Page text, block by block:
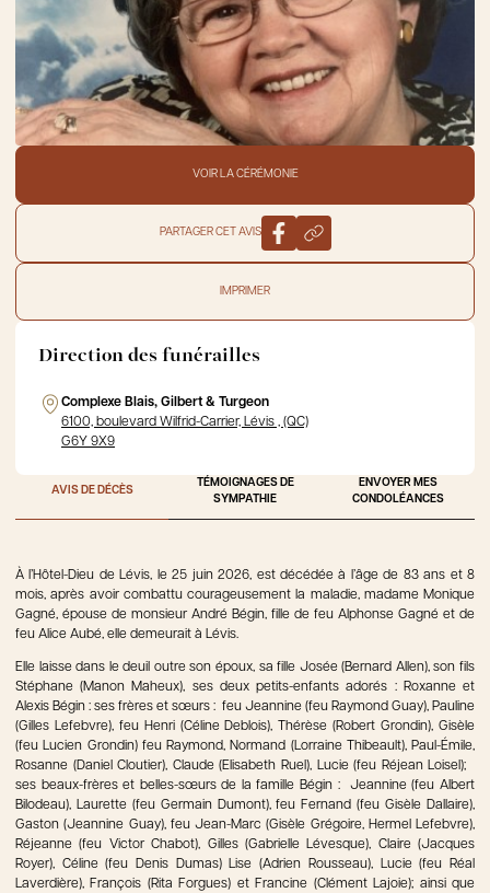
VOIR LA CÉRÉMONIE
PARTAGER CET AVIS
IMPRIMER
Direction des funérailles
Complexe Blais, Gilbert & Turgeon
6100, boulevard Wilfrid-Carrier, Lévis , (QC)
G6Y 9X9
AVIS DE DÉCÈS
TÉMOIGNAGES DE
SYMPATHIE
ENVOYER MES
CONDOLÉANCES
À l’Hôtel-Dieu de Lévis, le 25 juin 2026, est décédée à l’âge de 83 ans et 8
mois, après avoir combattu courageusement la maladie, madame Monique
Gagné, épouse de monsieur André Bégin, fille de feu Alphonse Gagné et de
feu Alice Aubé, elle demeurait à Lévis.
Elle laisse dans le deuil outre son époux, sa fille Josée (Bernard Allen), son fils
Stéphane (Manon Maheux), ses deux petits-enfants adorés : Roxanne et
Alexis Bégin : ses frères et sœurs : feu Jeannine (feu Raymond Guay), Pauline
(Gilles Lefebvre), feu Henri (Céline Deblois), Thérèse (Robert Grondin), Gisèle
(feu Lucien Grondin) feu Raymond, Normand (Lorraine Thibeault), Paul-Émile,
Rosanne (Daniel Cloutier), Claude (Elisabeth Ruel), Lucie (feu Réjean Loisel);
ses beaux-frères et belles-sœurs de la famille Bégin : Jeannine (feu Albert
Bilodeau), Laurette (feu Germain Dumont), feu Fernand (feu Gisèle Dallaire),
Gaston (Jeannine Guay), feu Jean-Marc (Gisèle Grégoire, Hermel Lefebvre),
Réjeanne (feu Victor Chabot), Gilles (Gabrielle Lévesque), Claire (Jacques
Royer), Céline (feu Denis Dumas) Lise (Adrien Rousseau), Lucie (feu Réal
Laverdière), François (Rita Forgues) et Francine (Clément Lajoie); ainsi que